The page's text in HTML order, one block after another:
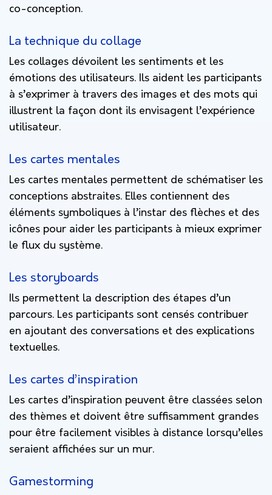
co-conception.
La technique du collage
Les collages dévoilent les sentiments et les
émotions des utilisateurs. Ils aident les participants
à s’exprimer à travers des images et des mots qui
illustrent la façon dont ils envisagent l’expérience
utilisateur.
Les cartes mentales
Les cartes mentales permettent de schématiser les
conceptions abstraites. Elles contiennent des
éléments symboliques à l’instar des flèches et des
icônes pour aider les participants à mieux exprimer
le flux du système.
Les storyboards
Ils permettent la description des étapes d’un
parcours. Les participants sont censés contribuer
en ajoutant des conversations et des explications
textuelles.
Les cartes d’inspiration
Les cartes d’inspiration peuvent être classées selon
des thèmes et doivent être suffisamment grandes
pour être facilement visibles à distance lorsqu’elles
seraient affichées sur un mur.
Gamestorming